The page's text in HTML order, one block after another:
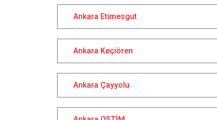
Ankara Etimesgut
Ankara Keçiören
Ankara Çayyolu